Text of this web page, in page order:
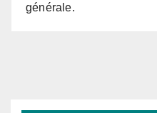
générale.